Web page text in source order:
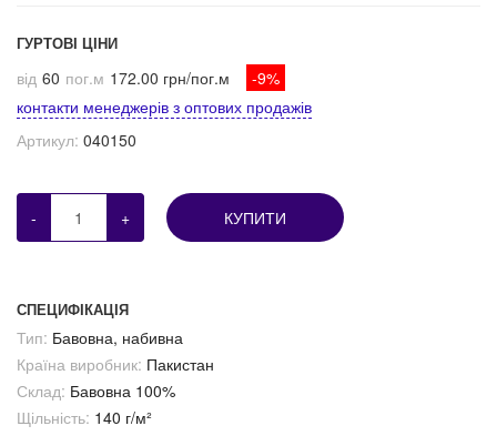
ГУРТОВІ ЦІНИ
від 60 пог.м 172.00 грн/пог.м
-9%
контакти менеджерів з оптових продажів
Артикул: 040150
- + КУПИТИ
СПЕЦИФІКАЦІЯ
Тип: Бавовна, набивна
Країна виробник: Пакистан
Склад: Бавовна 100%
Щільність: 140 г/м²